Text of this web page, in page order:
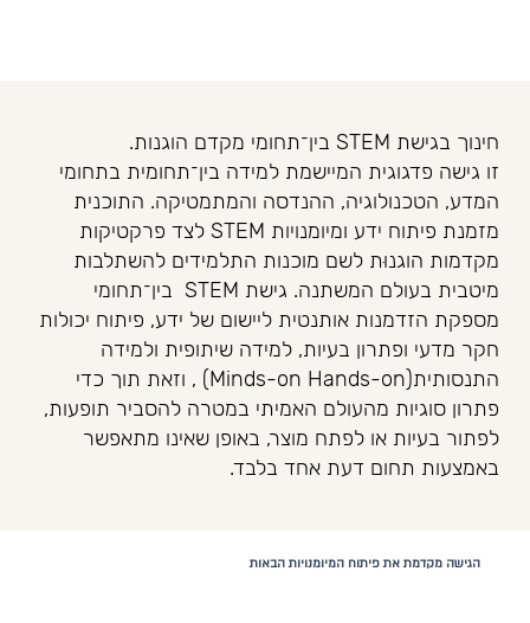
חינוך בגישת STEM בין־תחומי מקדם הוגנות.
זו גישה פדגוגית המיישמת למידה בין־תחומית בתחומי
המדע, הטכנולוגיה, ההנדסה והמתמטיקה. התוכנית
מזמנת פיתוח ידע ומיומנויות STEM לצד פרקטיקות
מקדמות הוגנוּת לשם מוכנות התלמידים להשתלבות
מיטבית בעולם המשתנה. גישת STEM בין־תחומי
מספקת הזדמנות אותנטית ליישום של ידע, פיתוח יכולות
חקר מדעי ופתרון בעיות, למידה שיתופית ולמידה
התנסותית(Minds-on Hands-on) , וזאת תוך כדי
פתרון סוגיות מהעולם האמיתי במטרה להסביר תופעות,
לפתור בעיות או לפתח מוצר, באופן שאינו מתאפשר
באמצעות תחום דעת אחד בלבד.
הגישה מקדמת את פיתוח המיומנויות הבאות